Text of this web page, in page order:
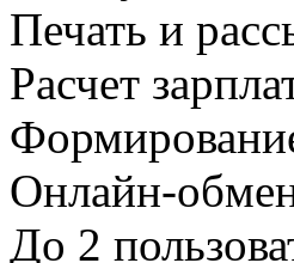
Печать и
Расчет
Онлайн-
До 2